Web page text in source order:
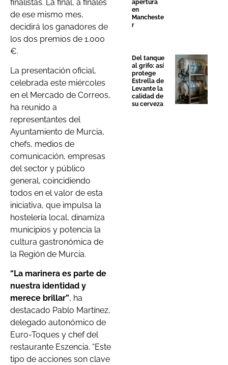
finalistas. La final, a finales
de ese mismo mes,
decidirá los ganadores de
los dos premios de 1.000
€.
La presentación oficial,
celebrada este miércoles
en el Mercado de Correos,
ha reunido a
representantes del
Ayuntamiento de Murcia,
chefs, medios de
comunicación, empresas
del sector y público
general, coincidiendo
todos en el valor de esta
iniciativa, que impulsa la
hostelería local, dinamiza
municipios y potencia la
cultura gastronómica de
la Región de Murcia.
“La marinera es parte de
nuestra identidad y
merece brillar”, ha
destacado Pablo Martínez,
delegado autonómico de
Euro-Toques y chef del
restaurante Eszencia. “Este
tipo de acciones son clave
apertura
en
Mancheste
r
Del tanque
al grifo: así
protege
Estrella de
Levante la
calidad de
su cerveza